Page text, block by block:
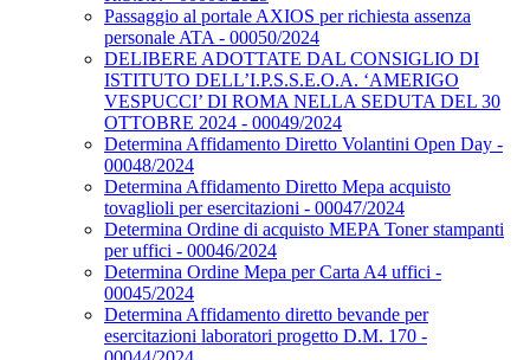
Passaggio al portale AXIOS per richiesta assenza
personale ATA - 00050/2024
DELIBERE ADOTTATE DAL CONSIGLIO DI
ISTITUTO DELL’I.P.S.S.E.O.A. ‘AMERIGO
VESPUCCI’ DI ROMA NELLA SEDUTA DEL 30
OTTOBRE 2024 - 00049/2024
Determina Affidamento Diretto Volantini Open Day -
00048/2024
Determina Affidamento Diretto Mepa acquisto
tovaglioli per esercitazioni - 00047/2024
Determina Ordine di acquisto MEPA Toner stampanti
per uffici - 00046/2024
Determina Ordine Mepa per Carta A4 uffici -
00045/2024
Determina Affidamento diretto bevande per
esercitazioni laboratori progetto D.M. 170 -